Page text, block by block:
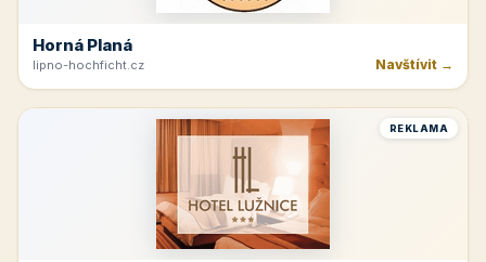
Horná Planá
lipno-hochficht.cz Navštívit →
REKLAMA